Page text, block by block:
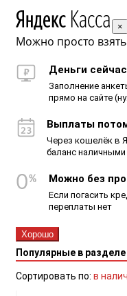
×
Можно просто
Деньги сейчас
Заполнение
прямо на сайте
Выплаты
Через кошелёк в
баланс
Можно без
Если погасить
переплаты нет
Хорошо
Популярные в разделе
Сортировать по: в